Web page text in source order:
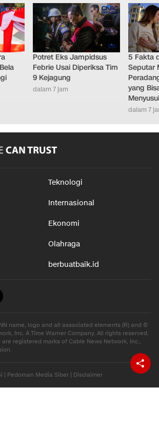
Potret Eks Jampidsus
Febrie Usai Diperiksa Tim
9 Kejagung
dalam 7 jam
5 Fakta
Seputar
yang
Menyusui
dalam 7
Teknologi
Internasional
Ekonomi
Olahraga
berbuatbaik.id
name, logo and all associated elements (R) and ©
Inc. A Time Warner Company. All rights reserved.
are registered marks of Cable News Network, Inc.,
| Pedoman Media Siber | Disclaimer